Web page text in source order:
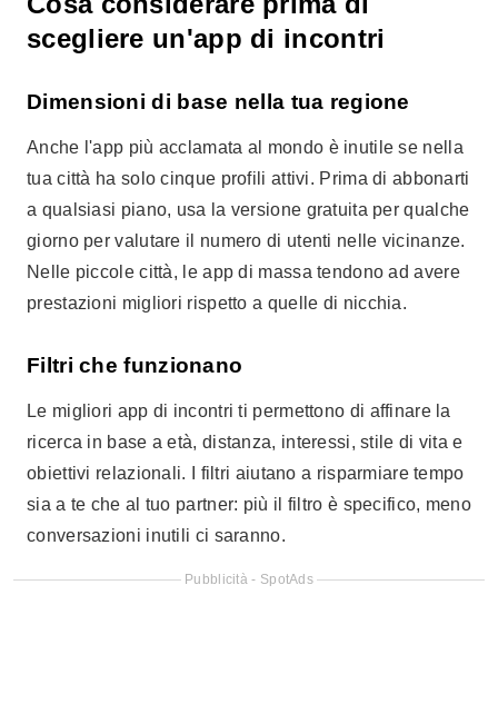
scegliere un'app di incontri
Dimensioni di base nella tua regione
Anche l'app più acclamata al mondo è inutile se nella
tua città ha solo cinque profili attivi. Prima di abbonarti
a qualsiasi piano, usa la versione gratuita per qualche
giorno per valutare il numero di utenti nelle vicinanze.
Nelle piccole città, le app di massa tendono ad avere
prestazioni migliori rispetto a quelle di nicchia.
Filtri che funzionano
Le migliori app di incontri ti permettono di affinare la
ricerca in base a età, distanza, interessi, stile di vita e
obiettivi relazionali. I filtri aiutano a risparmiare tempo
sia a te che al tuo partner: più il filtro è specifico, meno
conversazioni inutili ci saranno.
Pubblicità - SpotAds